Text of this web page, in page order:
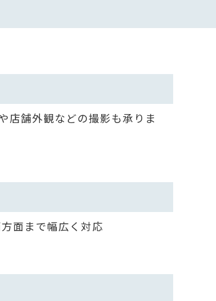
店舗外観などの撮影も承りま
面まで幅広く対応